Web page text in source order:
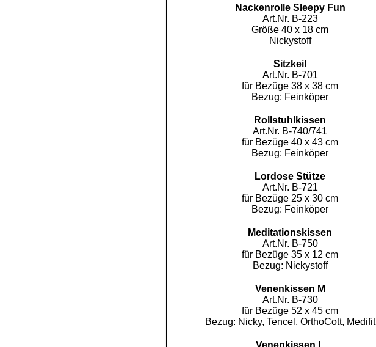
Nackenrolle Sleepy Fun
Art.Nr. B-223
Größe 40 x 18 cm
Nickystoff
Sitzkeil
Art.Nr. B-701
für Bezüge 38 x 38 cm
Bezug: Feinköper
Rollstuhlkissen
Art.Nr. B-740/741
für Bezüge 40 x 43 cm
Bezug: Feinköper
Lordose Stütze
Art.Nr. B-721
für Bezüge 25 x 30 cm
Bezug: Feinköper
Meditationskissen
Art.Nr. B-750
für Bezüge 35 x 12 cm
Bezug: Nickystoff
Venenkissen M
Art.Nr. B-730
für Bezüge 52 x 45 cm
Bezug: Nicky, Tencel, OrthoCott, Medifit
Venenkissen L